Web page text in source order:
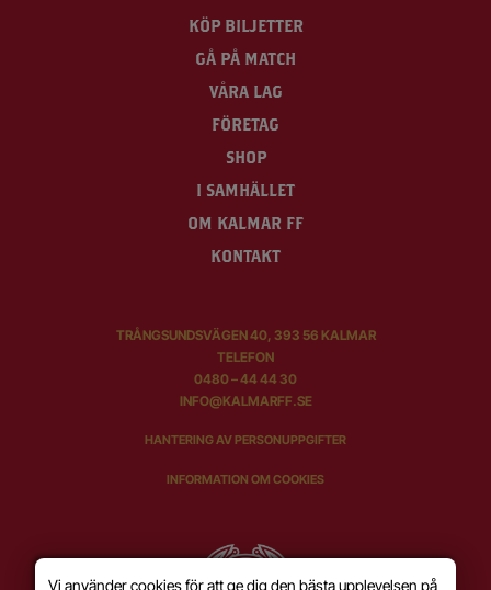
KÖP BILJETTER
GÅ PÅ MATCH
VÅRA LAG
FÖRETAG
SHOP
I SAMHÄLLET
OM KALMAR FF
KONTAKT
TRÅNGSUNDSVÄGEN 40, 393 56 KALMAR
TELEFON
0480 – 44 44 30
INFO@KALMARFF.SE
HANTERING AV PERSONUPPGIFTER
INFORMATION OM COOKIES
Vi använder cookies för att ge dig den bästa upplevelsen på